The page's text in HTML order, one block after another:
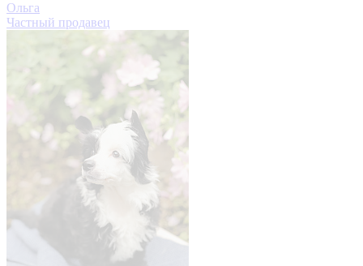
Ольга
Частный продавец